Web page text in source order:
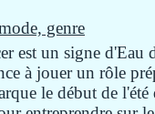
genre
est un signe d'Eau
à jouer un rôle
le début de